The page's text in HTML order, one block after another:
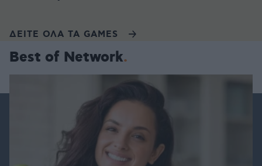
ΔΕΙΤΕ ΟΛΑ ΤΑ GAMES
Best of Network